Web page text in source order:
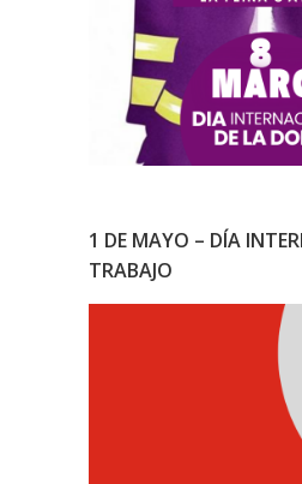
1 DE MAYO – DÍA
TRABAJO